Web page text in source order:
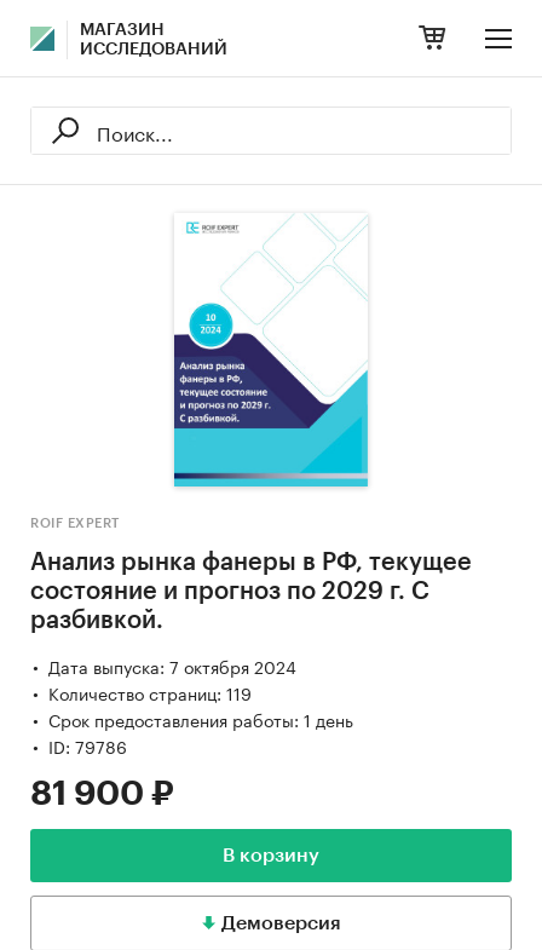
МАГАЗИН
ИССЛЕДОВАНИЙ
ROIF EXPERT
Анализ рынка фанеры в РФ, текущее
состояние и прогноз по 2029 г. С
разбивкой.
Дата выпуска: 7 октября 2024
Количество страниц: 119
Срок предоставления работы: 1 день
ID: 79786
81 900 ₽
В корзину
Демоверсия